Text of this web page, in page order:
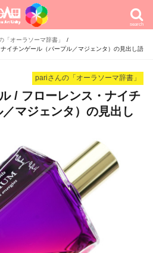
search
「オーラソーマ辞書」
イチンゲール（パープル／マジェンタ）の見出し語
pariさんの「オーラソーマ辞書」
/ フローレンス・ナイチ
マジェンタ）の見出し